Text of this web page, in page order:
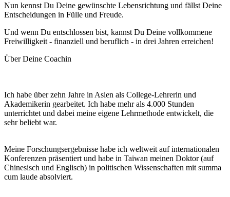
Nun kennst Du Deine gewünschte Lebensrichtung und fällst Deine
Entscheidungen in Fülle und Freude.
Und wenn Du entschlossen bist, kannst Du Deine vollkommene
Freiwilligkeit - finanziell und beruflich - in drei Jahren erreichen!
Über Deine Coachin
Ich habe über zehn Jahre in Asien als College-Lehrerin und
Akademikerin gearbeitet. Ich habe mehr als 4.000 Stunden
unterrichtet und dabei meine eigene Lehrmethode entwickelt, die
sehr beliebt war.
Meine Forschungsergebnisse habe ich weltweit auf internationalen
Konferenzen präsentiert und habe in Taiwan meinen Doktor (auf
Chinesisch und Englisch) in politischen Wissenschaften mit summa
cum laude absolviert.